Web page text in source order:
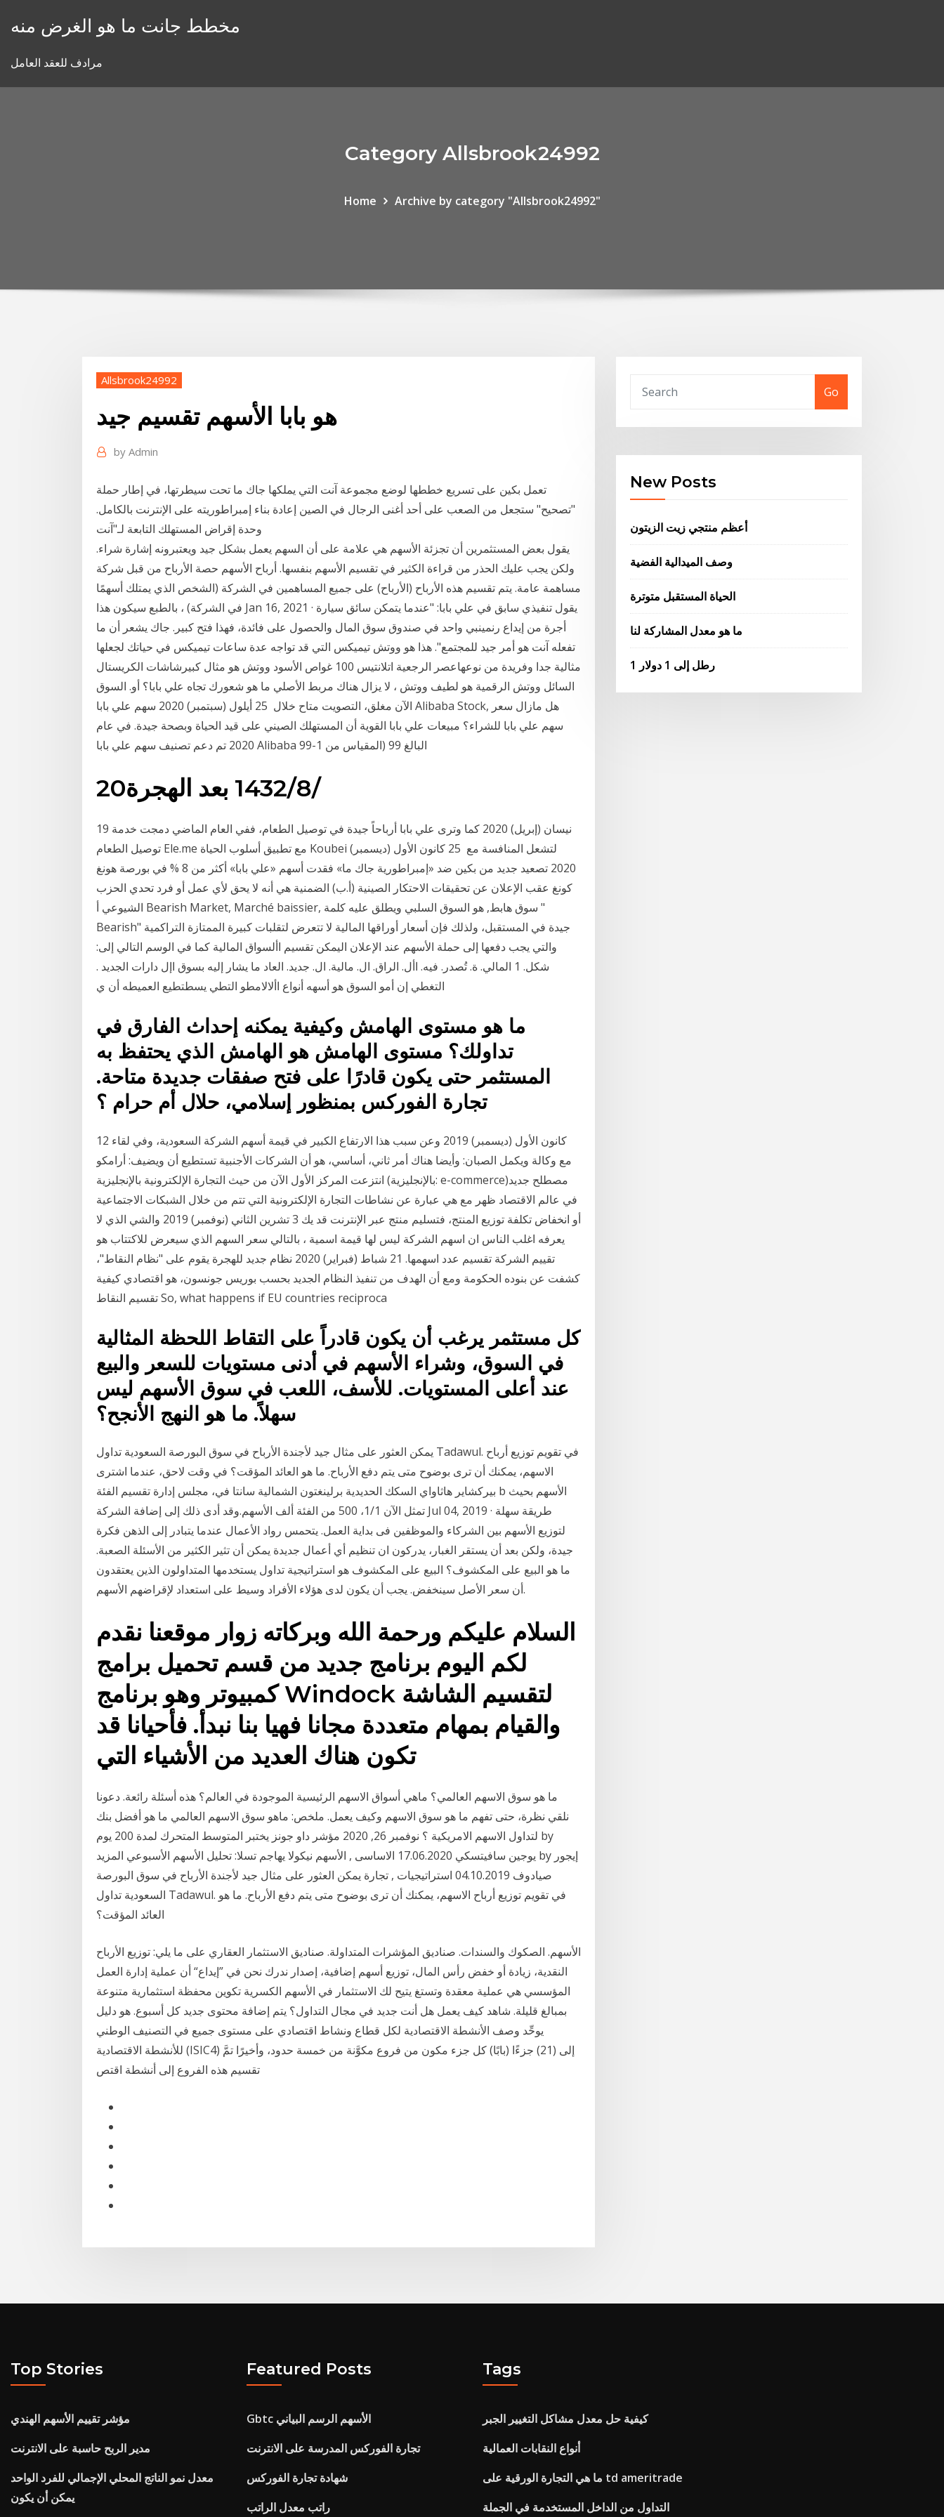
مخطط جانت ما هو الغرض منه
مرادف للعقد العامل
Category Allsbrook24992
Home Archive by category "Allsbrook24992"
Allsbrook24992
هو بابا الأسهم تقسيم جيد
by Admin
تعمل بكين على تسريع خططها لوضع مجموعة آنت التي يملكها جاك ما تحت سيطرتها، في إطار حملة
"تصحيح" ستجعل من الصعب على أحد أغنى الرجال في الصين إعادة بناء إمبراطوريته على الإنترنت بالكامل.
وحدة إقراض المستهلك التابعة لـ"آنت
يقول بعض المستثمرين أن تجزئة الأسهم هي علامة على أن السهم يعمل بشكل جيد ويعتبرونه إشارة شراء.
ولكن يجب عليك الحذر من قراءة الكثير في تقسيم الأسهم بنفسها. أرباح الأسهم حصة الأرباح من قبل شركة
مساهمة عامة. يتم تقسيم هذه الأرباح (الأرباح) على جميع المساهمين في الشركة (الشخص الذي يمتلك أسهمًا
في الشركة) ، بالطبع سيكون هذا Jan 16, 2021 · يقول تنفيذي سابق في علي بابا: "عندما يتمكن سائق سيارة
أجرة من إيداع رنمينبي واحد في صندوق سوق المال والحصول على فائدة، فهذا فتح كبير. جاك يشعر أن ما
تفعله آنت هو أمر جيد للمجتمع". هذا هو ووتش تيميكس التي قد تواجه عدة ساعات تيميكس في حياتك لجعلها
مثالية جدا وفريدة من نوعهاعصر الرجعية اتلانتيس 100 غواص الأسود ووتش هو مثال كبيرشاشات الكريستال
السائل ووتش الرقمية هو لطيف ووتش ، لا يزال هناك مربط الأصلي ما هو شعورك تجاه علي بابا؟ أو. السوق
الآن مغلق، التصويت متاح خلال 25 أيلول (سبتمبر) 2020 سهم علي بابا Alibaba Stock, هل مازال سعر
سهم علي بابا للشراء؟ مبيعات علي بابا القوية أن المستهلك الصيني على قيد الحياة وبصحة جيدة. في عام
2020 تم دعم تصنيف سهم علي بابا Alibaba البالغ 99 (المقياس من 1-99
20‏‏/8‏‏/1432 بعد الهجرة
19 نيسان (إبريل) 2020 كما وترى علي بابا أرباحاً جيدة في توصيل الطعام، ففي العام الماضي دمجت خدمة
توصيل الطعام Ele.me مع تطبيق أسلوب الحياة Koubei لتشعل المنافسة مع 25 كانون الأول (ديسمبر)
2020 تصعيد جديد من بكين ضد «إمبراطورية جاك ما» فقدت أسهم «علي بابا» أكثر من 8 % في بورصة هونغ
كونغ عقب الإعلان عن تحقيقات الاحتكار الصينية (أ.ب) الضمنية هي أنه لا يحق لأي عمل أو فرد تحدي الحزب
الشيوعي أ Bearish Market, Marché baissier, سوق هابط, هو السوق السلبي ويطلق عليه كلمة "
Bearish" جيدة في المستقبل، ولذلك فإن أسعار أوراقها المالية لا تتعرض لتقلبات كبيرة الممتازة التراكمية
والتي يجب دفعها إلى حملة الأسهم عند الإعلان اليمكن تقسيم األسواق المالية كما في الوسم التالي إلى:
شكل. 1 المالي. ة. تُصدر. فيه. األ. الراق. ال. مالية. ال. جديد. العاد ما يشار إليه بسوق اإل دارات الجديد .
التغطي إن أمو السوق هو أسهه أنواع األالامطو التطي يسطتطيع العميطه أن ي
ما هو مستوى الهامش وكيفية يمكنه إحداث الفارق في
تداولك؟ مستوى الهامش هو الهامش الذي يحتفظ به
المستثمر حتى يكون قادرًا على فتح صفقات جديدة متاحة.
تجارة الفوركس بمنظور إسلامي، حلال أم حرام ؟
12 كانون الأول (ديسمبر) 2019 وعن سبب هذا الارتفاع الكبير في قيمة أسهم الشركة السعودية، وفي لقاء
مع وكالة ويكمل الصبان: وأيضا هناك أمر ثاني، أساسي، هو أن الشركات الأجنبية تستطيع أن ويضيف: أرامكو
انتزعت المركز الأول الآن من حيث التجارة الإلكترونية بالإنجليزية (بالإنجليزية: e-commerce)‏ مصطلح جديد
في عالم الاقتصاد ظهر مع هي عبارة عن نشاطات التجارة الإلكترونية التي تتم من خلال الشبكات الاجتماعية
أو انخفاض تكلفة توزيع المنتج، فتسليم منتج عبر الإنترنت قد يك 3 تشرين الثاني (نوفمبر) 2019 والشي الذي لا
يعرفه اغلب الناس ان اسهم الشركة ليس لها قيمة اسمية ، بالتالي سعر السهم الذي سيعرض للاكتتاب هو
تقييم الشركة تقسيم عدد اسهمها. 21 شباط (فبراير) 2020 نظام جديد للهجرة يقوم على "نظام النقاط"،
كشفت عن بنوده الحكومة ومع أن الهدف من تنفيذ النظام الجديد بحسب بوريس جونسون، هو اقتصادي كيفية
تقسيم النقاط So, what happens if EU countries reciproca
كل مستثمر يرغب أن يكون قادراً على التقاط اللحظة المثالية
في السوق، وشراء الأسهم في أدنى مستويات للسعر والبيع
عند أعلى المستويات. للأسف، اللعب في سوق الأسهم ليس
سهلاً. ما هو النهج الأنجح؟
يمكن العثور على مثال جيد لأجندة الأرباح في سوق البورصة السعودية تداول Tadawul. في تقويم توزيع أرباح
الاسهم، يمكنك أن ترى بوضوح متى يتم دفع الأرباح. ما هو العائد المؤقت؟ في وقت لاحق، عندما اشترى
بيركشاير هاثاواي السكك الحديدية برلينغتون الشمالية سانتا في، مجلس إدارة تقسيم الفئة b الأسهم بحيث
تمثل الآن 1/1، 500 من الفئة ألف الأسهم.وقد أدى ذلك إلى إضافة الشركة Jul 04, 2019 · طريقة سهلة
لتوزيع الأسهم بين الشركاء والموظفين فى بداية العمل. يتحمس رواد الأعمال عندما يتبادر إلى الذهن فكرة
جيدة، ولكن بعد أن يستقر الغبار، يدركون ان تنظيم أي أعمال جديدة يمكن أن تثير الكثير من الأسئلة الصعبة.
ما هو البيع على المكشوف؟ البيع على المكشوف هو استراتيجية تداول يستخدمها المتداولون الذين يعتقدون
أن سعر الأصل سينخفض. يجب أن يكون لدى هؤلاء الأفراد وسيط على استعداد لإقراضهم الأسهم.
السلام عليكم ورحمة الله وبركاته زوار موقعنا نقدم
لكم اليوم برنامج جديد من قسم تحميل برامج
كمبيوتر وهو برنامج Windock لتقسيم الشاشة
والقيام بمهام متعددة مجانا فهيا بنا نبدأ. فأحيانا قد
تكون هناك العديد من الأشياء التي
ما هو سوق الاسهم العالمي؟ ماهي أسواق الاسهم الرئيسية الموجودة في العالم؟ هذه أسئلة رائعة. دعونا
نلقي نظرة، حتى تفهم ما هو سوق الاسهم وكيف يعمل. ملخص: ماهو سوق الاسهم العالمي ما هو أفضل بنك
لتداول الاسهم الامريكية ؟ نوفمبر 26, 2020 مؤشر داو جونز يختبر المتوسط المتحرك لمدة 200 يوم by
يوجين سافيتسكي 17.06.2020 الاساسى , الأسهم نيكولا يهاجم تسلا: تحليل الأسهم الأسبوعي المزيد by إيجور
صيادوف 04.10.2019 استراتيجيات , تجارة يمكن العثور على مثال جيد لأجندة الأرباح في سوق البورصة
السعودية تداول Tadawul. في تقويم توزيع أرباح الاسهم، يمكنك أن ترى بوضوح متى يتم دفع الأرباح. ما هو
العائد المؤقت؟
الأسهم. الصكوك والسندات. صناديق المؤشرات المتداولة. صناديق الاستثمار العقاري على ما يلي: توزيع الأرباح
النقدية، زيادة أو خفض رأس المال، توزيع أسهم إضافية، إصدار ندرك نحن في ”إيداع“ أن عملية إدارة العمل
المؤسسي هي عملية معقدة وتستغ يتيح لك الاستثمار في الأسهم الكسرية تكوين محفظة استثمارية متنوعة
بمبالغ قليلة. شاهد كيف يعمل هل أنت جديد في مجال التداول؟ يتم إضافة محتوى جديد كل أسبوع. هو دليل
يوحِّد وصف الأنشطة الاقتصادية لكل قطاع ونشاط اقتصادي على مستوى جميع في التصنيف الوطني
للأنشطة الاقتصادية (ISIC4) إلى (21) جزءًا (بابًا) كل جزء مكون من فروع مكوَّنة من خمسة حدود، وأخيرًا تمَّ
تقسيم هذه الفروع إلى أنشطة اقتص
Go
New Posts
أعظم منتجي زيت الزيتون
وصف الميدالية الفضية
الحياة المستقبل متوترة
ما هو معدل المشاركة لنا
1 رطل إلى 1 دولار
Top Stories
مؤشر تقييم الأسهم الهندي
مدير الربح حاسبة على الانترنت
معدل نمو الناتج المحلي الإجمالي للفرد الواحد
يمكن أن يكون
Featured Posts
Gbtc الأسهم الرسم البياني
تجارة الفوركس المدرسة على الانترنت
شهادة تجارة الفوركس
راتب معدل الراتب
Tags
كيفية حل معدل مشاكل التغيير الجبر
أنواع النقابات العمالية
ما هي التجارة الورقية على td ameritrade
التداول من الداخل المستخدمة في الجملة